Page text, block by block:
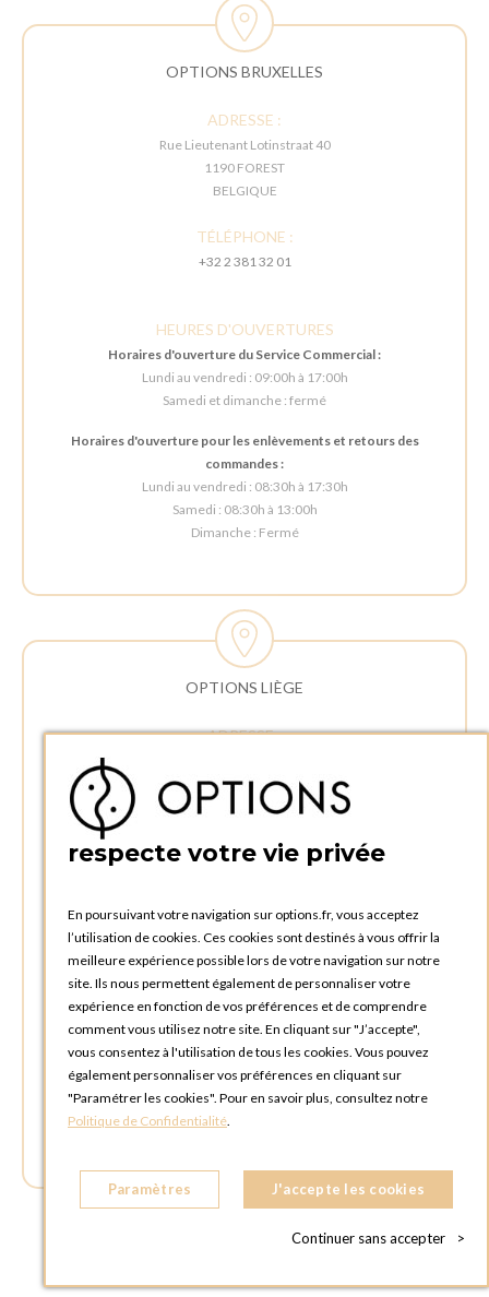
OPTIONS BRUXELLES
ADRESSE :
Rue Lieutenant Lotinstraat 40
1190 FOREST
BELGIQUE
TÉLÉPHONE :
+32 2 381 32 01
HEURES D'OUVERTURES
Horaires d'ouverture du Service Commercial :
Lundi au vendredi : 09:00h à 17:00h
Samedi et dimanche : fermé
Horaires d'ouverture pour les enlèvements et retours des
commandes :
Lundi au vendredi : 08:30h à 17:30h
Samedi : 08:30h à 13:00h
Dimanche : Fermé
OPTIONS LIÈGE
ADRESSE :
4340 AWANS (Othée)
BELGIQUE
TÉLÉPHONE :
HEURES D'OUVERTURES
Horaires d'ouverture du Service Commercial :
Lundi au vendredi : 09:00h à 17:00h
Samedi et dimanche : Fermé
Horaires d'ouverture pour les enlèvements et retours des
commandes :
Lundi au vendredi : 08:30h à 17:30h
Samedi et dimanche : Fermé (enlèvements par box possible)
respecte votre vie privée
En poursuivant votre navigation sur options.fr, vous acceptez
l’utilisation de cookies. Ces cookies sont destinés à vous offrir la
meilleure expérience possible lors de votre navigation sur notre
site. Ils nous permettent également de personnaliser votre
expérience en fonction de vos préférences et de comprendre
comment vous utilisez notre site. En cliquant sur "J’accepte",
vous consentez à l'utilisation de tous les cookies. Vous pouvez
également personnaliser vos préférences en cliquant sur
"Paramétrer les cookies". Pour en savoir plus, consultez notre
Politique de Confidentialité.
Paramètres J'accepte les cookies
Continuer sans accepter >